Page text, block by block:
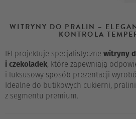
WITRYNY DO PRALIN –
KONTROLA
IFI projektuje specjalistyczne witryny
i czekoladek, które zapewniają
i luksusowy sposób prezentacji
Idealne do butikowych cukierni,
z segmentu premium.